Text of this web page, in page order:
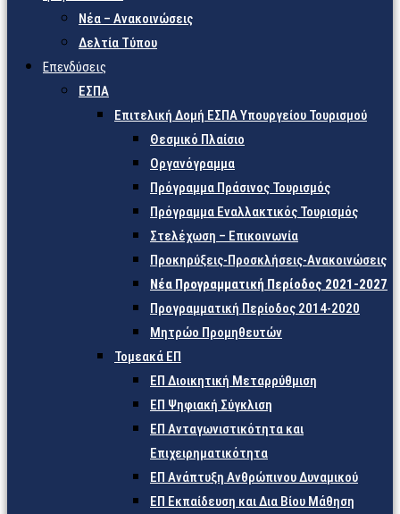
Νέα – Ανακοινώσεις
Δελτία Τύπου
Επενδύσεις
ΕΣΠΑ
Επιτελική Δομή ΕΣΠΑ Υπουργείου Τουρισμού
Θεσμικό Πλαίσιο
Οργανόγραμμα
Πρόγραμμα Πράσινος Τουρισμός
Πρόγραμμα Εναλλακτικός Τουρισμός
Στελέχωση – Επικοινωνία
Προκηρύξεις-Προσκλήσεις-Ανακοινώσεις
Νέα Προγραμματική Περίοδος 2021-2027
Προγραμματική Περίοδος 2014-2020
Μητρώο Προμηθευτών
Τομεακά ΕΠ
ΕΠ Διοικητική Μεταρρύθμιση
ΕΠ Ψηφιακή Σύγκλιση
ΕΠ Ανταγωνιστικότητα και
Επιχειρηματικότητα
ΕΠ Ανάπτυξη Ανθρώπινου Δυναμικού
ΕΠ Εκπαίδευση και Δια Βίου Μάθηση